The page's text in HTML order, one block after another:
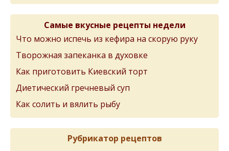
Самые вкусные рецепты недели
Что можно испечь из кефира на скорую руку
Творожная запеканка в духовке
Как приготовить Киевский торт
Диетический гречневый суп
Как солить и вялить рыбу
Рубрикатор рецептов